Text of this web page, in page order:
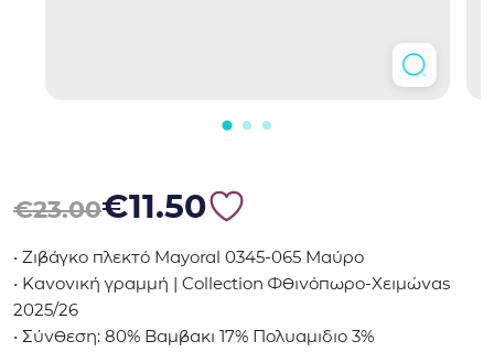
€23.00
Original price was: €23.00.
€11.50
Η τρέχουσα τιμή είναι: €11.50.
• Ζιβάγκο πλεκτό Mayoral 0345-065 Μαύρο
• Κανονική γραμμή | Collection Φθινόπωρο-Χειμώνας
2025/26
• Σύνθεση: 80% Βαμβακι 17% Πολυαμιδιο 3%